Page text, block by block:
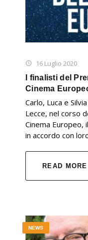
16 Luglio 2020
I finalisti del
Cinema
Carlo, Luca e
Lecce, nel corso
Cinema Europeo,
in accordo con
READ MORE
NEWS